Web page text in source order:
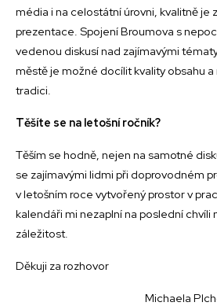
média i na celostátní úrovni, kvalitně je
prezentace. Spojení Broumova s
vedenou diskusí nad zajímavými
městě je možné docílit kvality obsahu a
tradici.
Těšíte se na letošní ročník?
Těším se hodně, nejen na samotné
se zajímavými lidmi při doprovodném
v letošním roce vytvořený prostor v
kalendáři mi nezaplní na poslední chvíli
záležitost.
Děkuji za rozhovor
Michaela